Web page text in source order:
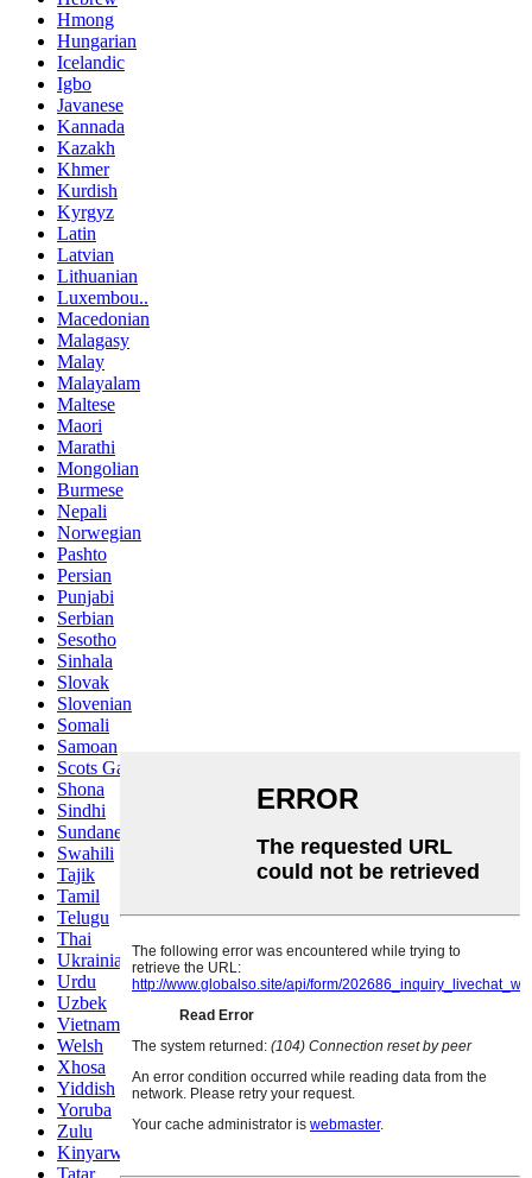
Hmong
Hungarian
Icelandic
Igbo
Javanese
Kannada
Kazakh
Khmer
Kurdish
Kyrgyz
Latin
Latvian
Lithuanian
Luxembou..
Macedonian
Malagasy
Malay
Malayalam
Maltese
Maori
Marathi
Mongolian
Burmese
Nepali
Norwegian
Pashto
Persian
Punjabi
Serbian
Sesotho
Sinhala
Slovak
Slovenian
Somali
Samoan
Scots Gaelic
Shona
Sindhi
Sundanese
Swahili
Tajik
Tamil
Telugu
Thai
Ukrainian
Urdu
Uzbek
Vietnamese
Welsh
Xhosa
Yiddish
Yoruba
Zulu
Kinyarwanda
Tatar